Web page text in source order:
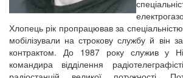
Хлопець рік пропрацював за
мобілізували на строкову службу й він
контрактом. До 1987 року служив у
командира відділення